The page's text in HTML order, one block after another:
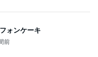
ォンケーキ
前